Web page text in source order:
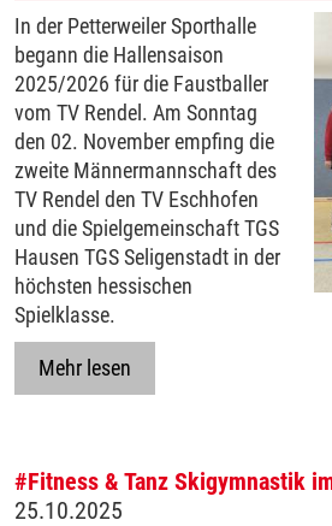
In der Petterweiler Sporthalle
begann die Hallensaison
2025/2026 für die Faustballer
vom TV Rendel. Am Sonntag
den 02. November empfing die
zweite Männermannschaft des
TV Rendel den TV Eschhofen
und die Spielgemeinschaft TGS
Hausen TGS Seligenstadt in der
höchsten hessischen
Spielklasse.
Mehr lesen
#Fitness & Tanz Skigymnastik
25.10.2025